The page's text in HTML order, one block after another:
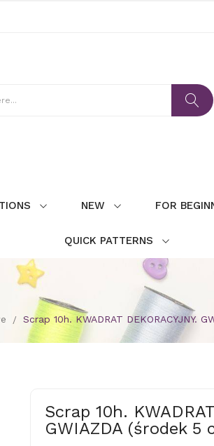
NEW FOR
QUICK PATTERNS
Scrap 10h. KWADRAT DEKORACYJNY.
Scrap 10h.
GWIAZDA (środek 5